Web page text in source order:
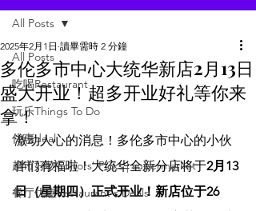
All Posts
吃喝Restaurant
玩乐Things To Do
优惠deal
超市好物Editors' Picks | supermarket
餐厅优惠Restaurant's Deals
All Posts
多伦多市中心大统华新店2月13日
盛大开业！超多开业好礼等你来
拿！
2025年2月1日 讀畢需時 2 分鐘
激动人心的消息！多伦多市中心的小伙
伴们有福啦！大统华全新分店将于2月13
日（星期四）正式开业！新店位于26